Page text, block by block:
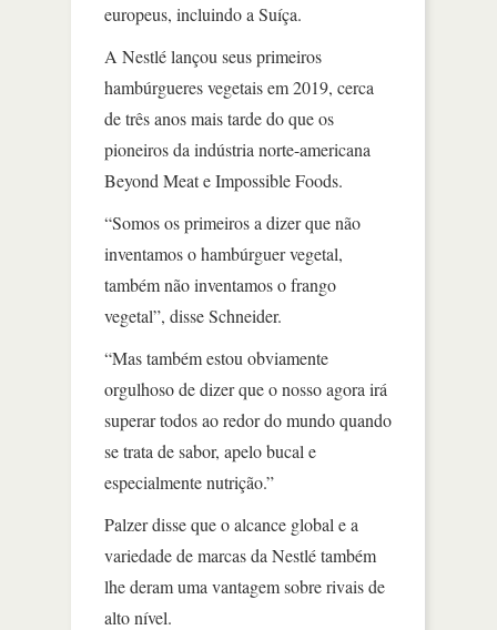
europeus, incluindo a Suíça.
A Nestlé lançou seus primeiros
hambúrgueres vegetais em 2019, cerca
de três anos mais tarde do que os
pioneiros da indústria norte-americana
Beyond Meat e Impossible Foods.
“Somos os primeiros a dizer que não
inventamos o hambúrguer vegetal,
também não inventamos o frango
vegetal”, disse Schneider.
“Mas também estou obviamente
orgulhoso de dizer que o nosso agora irá
superar todos ao redor do mundo quando
se trata de sabor, apelo bucal e
especialmente nutrição.”
Palzer disse que o alcance global e a
variedade de marcas da Nestlé também
lhe deram uma vantagem sobre rivais de
alto nível.